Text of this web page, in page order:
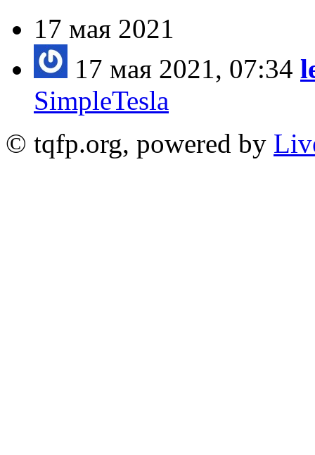
17 мая 2021
17 мая 2021, 07:34
SimpleTesla
© tqfp.org, powered by